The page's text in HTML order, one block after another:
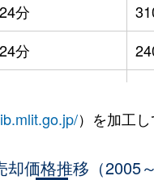
分
分
分
分
）を加工
価格推移（2005